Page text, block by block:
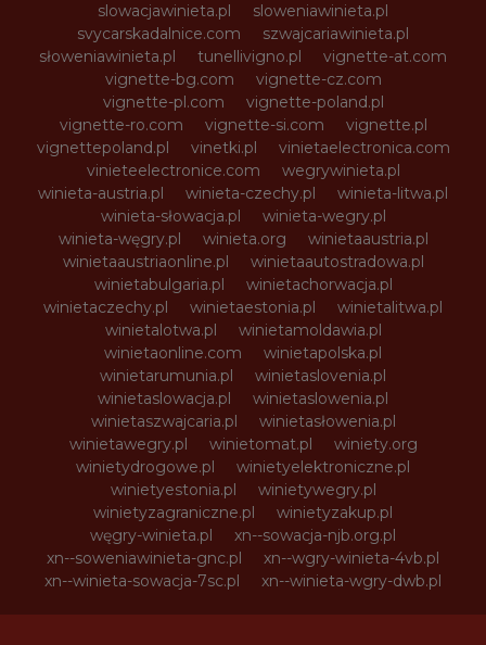
slowacjawinieta.pl
sloweniawinieta.pl
svycarskadalnice.com
szwajcariawinieta.pl
słoweniawinieta.pl
tunellivigno.pl
vignette-at.com
vignette-bg.com
vignette-cz.com
vignette-pl.com
vignette-poland.pl
vignette-ro.com
vignette-si.com
vignette.pl
vignettepoland.pl
vinetki.pl
vinietaelectronica.com
vinieteelectronice.com
wegrywinieta.pl
winieta-austria.pl
winieta-czechy.pl
winieta-litwa.pl
winieta-słowacja.pl
winieta-wegry.pl
winieta-węgry.pl
winieta.org
winietaaustria.pl
winietaaustriaonline.pl
winietaautostradowa.pl
winietabulgaria.pl
winietachorwacja.pl
winietaczechy.pl
winietaestonia.pl
winietalitwa.pl
winietalotwa.pl
winietamoldawia.pl
winietaonline.com
winietapolska.pl
winietarumunia.pl
winietaslovenia.pl
winietaslowacja.pl
winietaslowenia.pl
winietaszwajcaria.pl
winietasłowenia.pl
winietawegry.pl
winietomat.pl
winiety.org
winietydrogowe.pl
winietyelektroniczne.pl
winietyestonia.pl
winietywegry.pl
winietyzagraniczne.pl
winietyzakup.pl
węgry-winieta.pl
xn--sowacja-njb.org.pl
xn--soweniawinieta-gnc.pl
xn--wgry-winieta-4vb.pl
xn--winieta-sowacja-7sc.pl
xn--winieta-wgry-dwb.pl